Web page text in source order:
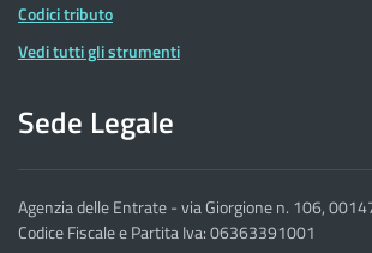
Codici tributo
Vedi tutti gli strumenti
Sede Legale
Agenzia delle Entrate - via Giorgione n. 106,
Codice Fiscale e Partita Iva: 06363391001